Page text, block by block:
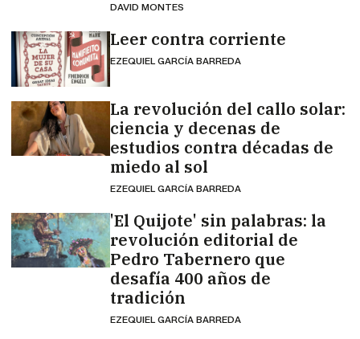
DAVID MONTES
Leer contra corriente
EZEQUIEL GARCÍA BARREDA
La revolución del callo solar:
ciencia y decenas de
estudios contra décadas de
miedo al sol
EZEQUIEL GARCÍA BARREDA
'El Quijote' sin palabras: la
revolución editorial de
Pedro Tabernero que
desafía 400 años de
tradición
EZEQUIEL GARCÍA BARREDA